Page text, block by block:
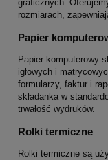
graficznych.
rozmiarach,
Papier
Papier komputerowy
igłowych i
formularzy, faktur i
składanka w
trwałość wydruków.
Rolki termiczne
Rolki termiczne są